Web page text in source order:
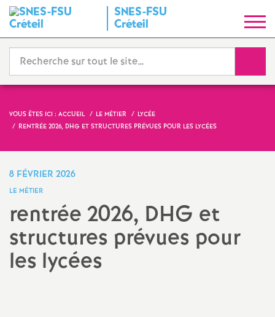
SNES-FSU
Créteil
y
n
d
i
a
t
VOUS ÊTES ICI : ACCUEIL LE MÉTIER
LYCÉE
RENTRÉE 2026, DHG ET STRUCTURES PRÉVUES POUR LES LYCÉES
8 FÉVRIER 2026
LE MÉTIER
rentrée 2026, DHG et
structures prévues pour
les lycées